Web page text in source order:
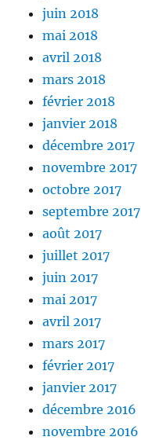
juin 2018
mai 2018
avril 2018
mars 2018
février 2018
janvier 2018
décembre 2017
novembre 2017
octobre 2017
septembre 2017
août 2017
juillet 2017
juin 2017
mai 2017
avril 2017
mars 2017
février 2017
janvier 2017
décembre 2016
novembre 2016